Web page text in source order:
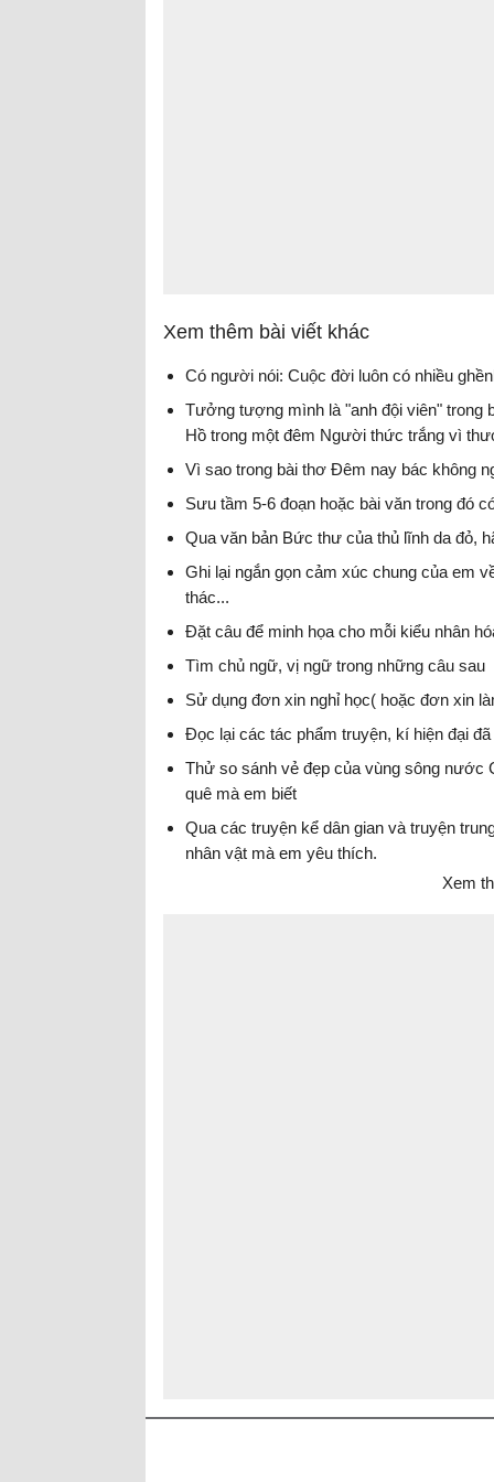
Xem thêm bài viết khác
Có người nói: Cuộc đời luôn có nhiều
Tưởng tượng mình là "anh đội viên" trong
Hồ trong một đêm Người thức trắng vì
Vì sao trong bài thơ Đêm nay bác không
Sưu tầm 5-6 đoạn hoặc bài văn trong đó
Qua văn bản Bức thư của thủ lĩnh da đỏ,
Ghi lại ngắn gọn cảm xúc chung của em
thác...
Đặt câu để minh họa cho mỗi kiểu nhân
Tìm chủ ngữ, vị ngữ trong những câu sau
Sử dụng đơn xin nghỉ học( hoặc đơn xin
Đọc lại các tác phẩm truyện, kí hiện đại
Thử so sánh vẻ đẹp của vùng sông nước
quê mà em biết
Qua các truyện kể dân gian và truyện
nhân vật mà em yêu thích.
Xem